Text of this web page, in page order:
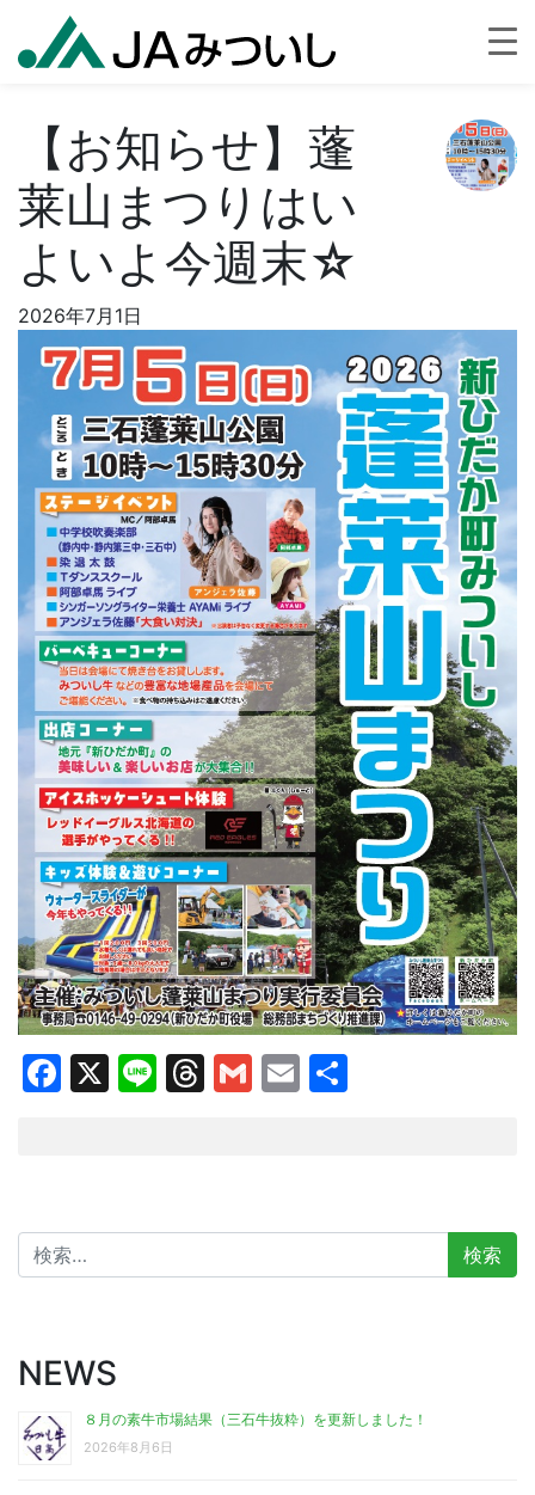
【お知らせ】蓬
莱山まつりはい
よいよ今週末☆
2026年7月1日
Facebook
X LineThreads
Gmail
Email
検
索:
NEWS
８月の素牛市場結果（三石牛抜粋）を更新しました！
2026年8月6日